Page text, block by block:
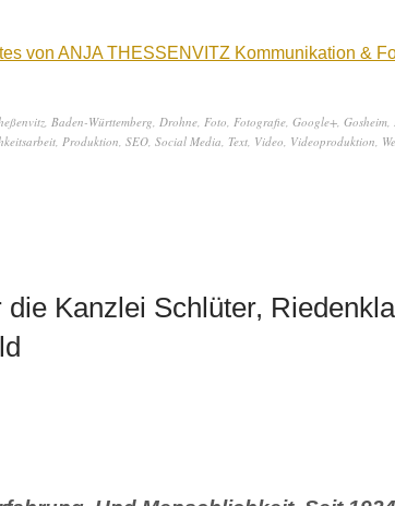
von ANJA THESSENVITZ Kommunikation &
, Baden-Württemberg, Drohne, Foto, Fotografie, Google+, Gosheim,
, Produktion, SEO, Social Media, Text, Video, Videoproduktion,
Kanzlei Schlüter,